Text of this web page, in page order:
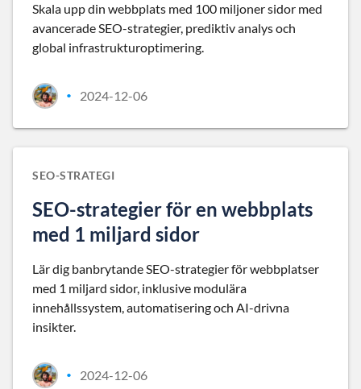
Skala upp din webbplats med 100 miljoner sidor med
avancerade SEO-strategier, prediktiv analys och
global infrastrukturoptimering.
• 2024-12-06
SEO-STRATEGI
SEO-strategier för en webbplats
med 1 miljard sidor
Lär dig banbrytande SEO-strategier för webbplatser
med 1 miljard sidor, inklusive modulära
innehållssystem, automatisering och AI-drivna
insikter.
• 2024-12-06